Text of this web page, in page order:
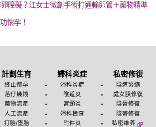
障礙？江女士微創手術打通輸卵管＋藥物精準
懷孕！
計劃生育
終止懷孕
落仔幾錢
藥物流產
人工流產
打胎/堕胎
婦科炎症
婦科炎症
陰道炎
宮頸炎
婦科檢查
附件炎
私密修復
陰道緊縮
處女膜修復
陰唇修復
陰蒂修復
私密维养